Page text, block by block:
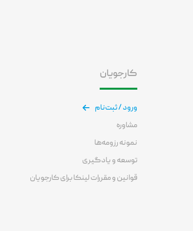
کارجویان
ورود / ثبت‌نام
مشاوره
نمونه رزومه‌ها
توسعه و یادگیری
قوانین و مقررات لینکا برای کارجویان